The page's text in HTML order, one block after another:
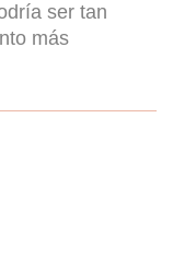
ser tan
más